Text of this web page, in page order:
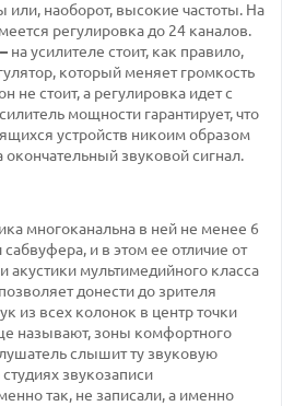
или, наоборот, высокие частоты. На
регулировка до 24 каналов.
на усилителе стоит, как правило,
который меняет громкость
не стоит, а регулировка идет с
мощности гарантирует, что
устройств никоим образом
окончательный звуковой сигнал.
многоканальна в ней не менее 6
и в этом ее отличие от
акустики мультимедийного класса
донести до зрителя
из всех колонок в центр точки
называют, зоны комфортного
слышит ту звуковую
звукозаписи
так, не записали, а именно